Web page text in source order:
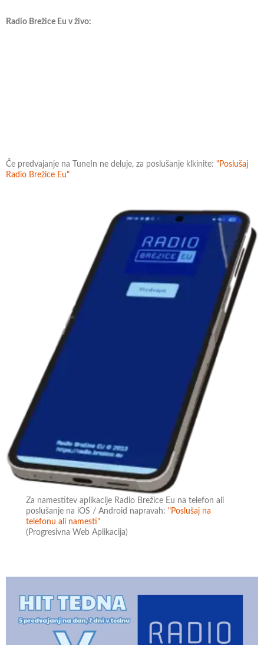
Radio Brežice Eu v živo:
Če predvajanje na TuneIn ne deluje, za poslušanje klkinite: "Poslušaj
Radio Brežice Eu"
Za namestitev aplikacije Radio Brežice Eu na telefon ali
poslušanje na iOS / Android napravah:"Poslušaj na
telefonu ali namesti"
(Progresivna Web Aplikacija)